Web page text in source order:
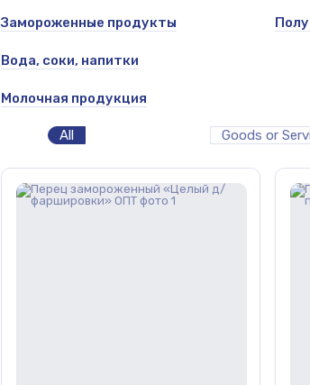
Замороженные продукты
Вода, соки, напитки
Молочная продукция
All Goods or